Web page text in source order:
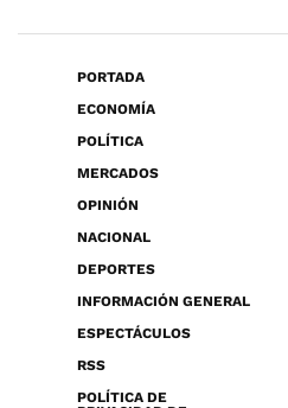
PORTADA
ECONOMÍA
POLÍTICA
MERCADOS
OPINIÓN
NACIONAL
DEPORTES
INFORMACIÓN GENERAL
ESPECTÁCULOS
RSS
POLÍTICA DE